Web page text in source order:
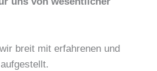
breit mit erfahrenen und